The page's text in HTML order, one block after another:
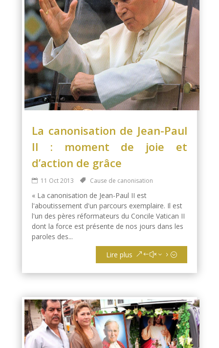
La canonisation de Jean-Paul
II : moment de joie et
d’action de grâce
11 Oct 2013 Cause de canonisation
« La canonisation de Jean-Paul II est
l'aboutissement d'un parcours exemplaire. Il est
l'un des pères réformateurs du Concile Vatican II
dont la force est présente de nos jours dans les
paroles des...
Lire plus